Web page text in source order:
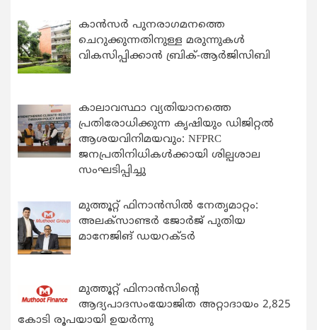
കാന്‍സര്‍ പുനരാഗമനത്തെ
ചെറുക്കുന്നതിനുള്ള മരുന്നുകള്‍
വികസിപ്പിക്കാന്‍ ബ്രിക്-ആര്‍ജിസിബി
കാലാവസ്ഥാ വ്യതിയാനത്തെ
പ്രതിരോധിക്കുന്ന കൃഷിയും ഡിജിറ്റൽ
ആശയവിനിമയവും: NFPRC
ജനപ്രതിനിധികൾക്കായി ശില്പശാല
സംഘടിപ്പിച്ചു
മുത്തൂറ്റ് ഫിനാൻസിൽ നേതൃമാറ്റം:
അലക്സാണ്ടർ ജോർജ് പുതിയ
മാനേജിങ് ഡയറക്ടർ
മുത്തൂറ്റ് ഫിനാൻസിന്റെ
ആദ്യപാദസംയോജിത അറ്റാദായം 2,825
കോടി രൂപയായി ഉയർന്നു